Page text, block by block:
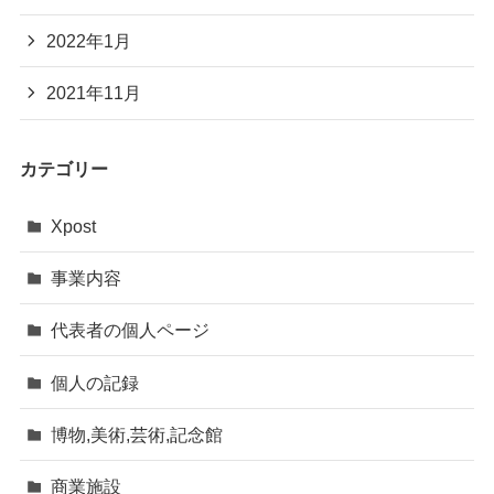
2022年1月
2021年11月
カテゴリー
Xpost
事業内容
代表者の個人ページ
個人の記録
博物,美術,芸術,記念館
商業施設